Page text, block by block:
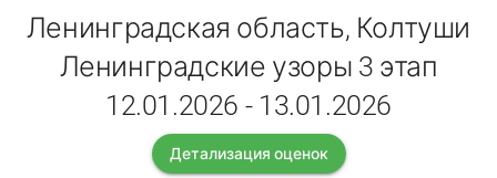
Ленинградская область, Колтуши
Ленинградские узоры 3 этап
12.01.2026 - 13.01.2026
Детализация оценок